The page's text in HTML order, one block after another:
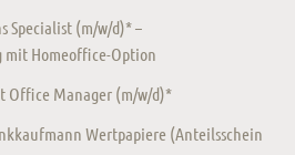
Specialist (m/w/d)* –
Homeoffice-Option
Office Manager (m/w/d)*
Wertpapiere (Anteilsschein